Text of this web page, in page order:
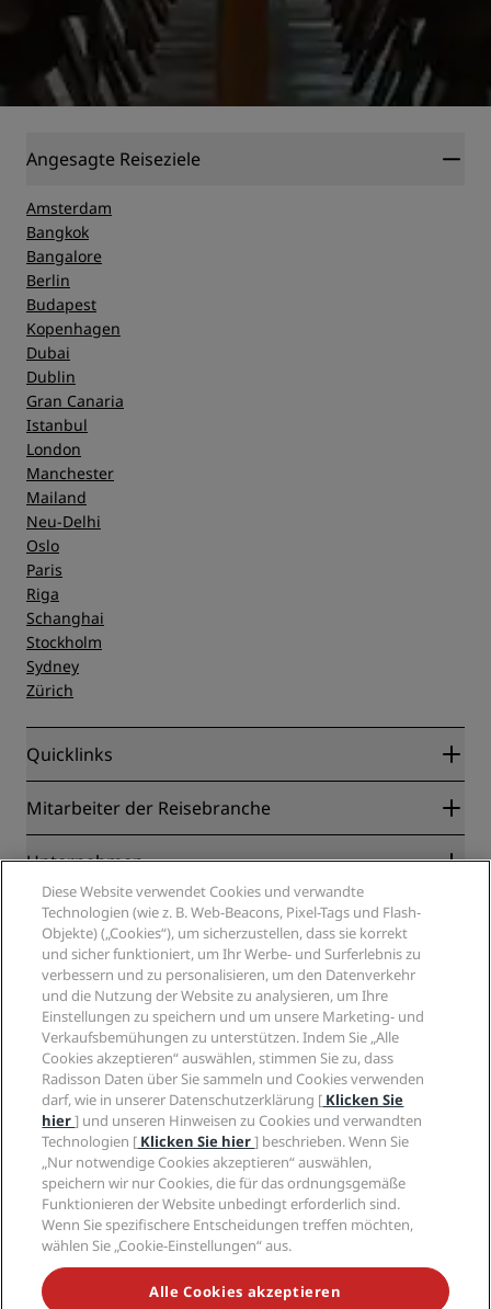
Angesagte Reiseziele
Amsterdam
Bangkok
Bangalore
Berlin
Budapest
Kopenhagen
Dubai
Dublin
Gran Canaria
Istanbul
London
Manchester
Mailand
Neu-Delhi
Oslo
Paris
Riga
Schanghai
Stockholm
Sydney
Zürich
Quicklinks
Radisson Rewards
Blog
Neue und aufstrebende Hotels
Radisson Hotels APP
„Sports Approved“-Hotels
Familienfreundliche Hotels
Gesundheit & Sicherheit
Mitarbeiter der Reisebranche
Partner
Reisebüros
Unternehmen
Radisson Hotel Group
Medien
Karriere RHG
Karriere PPHE
Karrieren EHL
The Club by RHG
Entwicklungsmöglichkeiten
Responsible Business – Unser Engagement
Einkauf
Rechtliches
Privacy Centre
Rechtliche Hinweise
Radisson Rewards Geschäftsbedingungen
Website-Nutzungsvereinbarung
Digitale Barrierefreiheit
Moderne Sklaverei – Erklärung
Hilfe
Verbrauchermeldungen
Kontakt
FAQ
Inhaltsübersicht
Soziale Medien
Marken von Radisson Hotels
VERPASSEN SIE NIEMALS UNSERE BELIEBTESTEN
ANGEBOTE
Diese Website verwendet Cookies und verwandte
Technologien (wie z. B. Web-Beacons, Pixel-Tags und Flash-
Objekte) („Cookies“), um sicherzustellen, dass sie korrekt
und sicher funktioniert, um Ihr Werbe- und Surferlebnis zu
verbessern und zu personalisieren, um den Datenverkehr
und die Nutzung der Website zu analysieren, um Ihre
Einstellungen zu speichern und um unsere Marketing- und
Verkaufsbemühungen zu unterstützen. Indem Sie „Alle
Cookies akzeptieren“ auswählen, stimmen Sie zu, dass
Radisson Daten über Sie sammeln und Cookies verwenden
darf, wie in unserer Datenschutzerklärung [ Klicken Sie
hier] und unseren Hinweisen zu Cookies und verwandten
Technologien [ Klicken Sie hier] beschrieben. Wenn Sie
„Nur notwendige Cookies akzeptieren“ auswählen,
speichern wir nur Cookies, die für das ordnungsgemäße
Funktionieren der Website unbedingt erforderlich sind.
Wenn Sie spezifischere Entscheidungen treffen möchten,
wählen Sie „Cookie-Einstellungen“ aus.
Alle Cookies akzeptieren